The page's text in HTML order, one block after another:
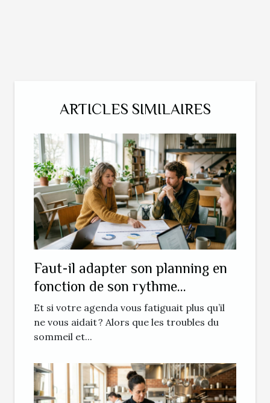
ARTICLES SIMILAIRES
Faut-il adapter son planning en
fonction de son rythme
biologique ?
Et si votre agenda vous fatiguait plus qu’il
ne vous aidait ? Alors que les troubles du
sommeil et...